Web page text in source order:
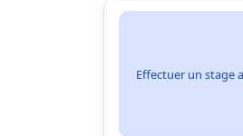
Effectuer un stage